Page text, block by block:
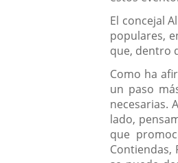
El concejal
populares,
que, dentro
Como ha
un paso
necesarias.
lado,
que
Contiendas,